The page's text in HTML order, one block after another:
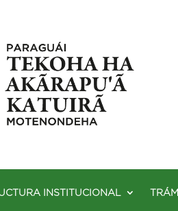
INSTITUCIONAL